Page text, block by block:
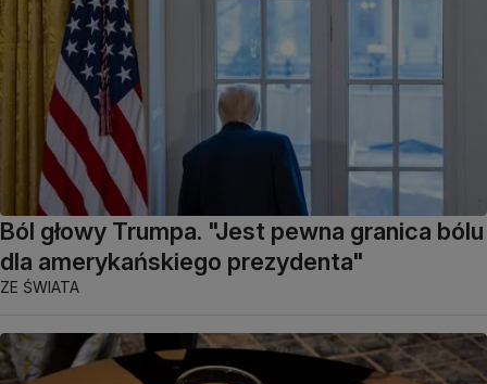
Ból głowy Trumpa. "Jest pewna granica bólu
dla amerykańskiego prezydenta"
ZE ŚWIATA